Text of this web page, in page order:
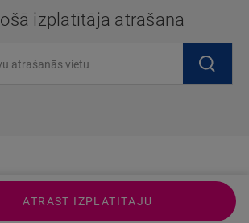
izplatītāja atrašana
ATRAST IZPLATĪTĀJU